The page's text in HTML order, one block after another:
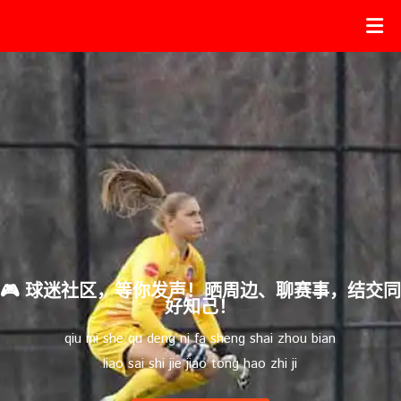
🎮 球迷社区，等你发声！晒周边、聊赛事，结交同
好知己！
qiu mi she qu deng ni fa sheng shai zhou bian
liao sai shi jie jiao tong hao zhi ji